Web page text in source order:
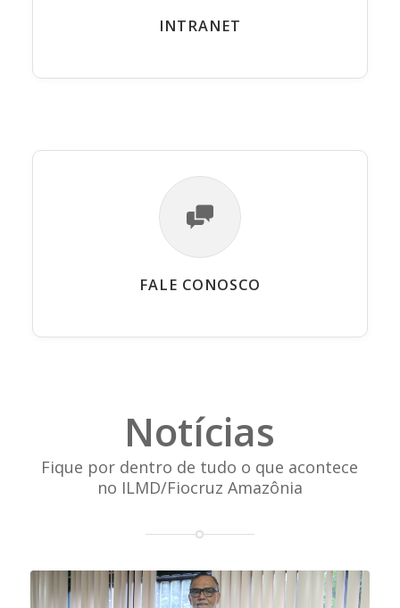
INTRANET
FALE CONOSCO
Notícias
Fique por dentro de tudo o que acontece
no ILMD/Fiocruz Amazônia